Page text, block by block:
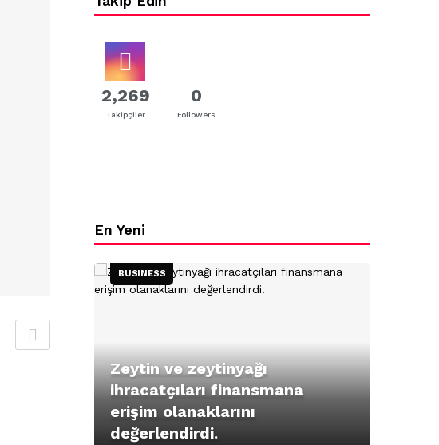
2,269
Takipçiler
0
Followers
En Yeni
BUSINESS
Zeytin ve zeytinyağı
ihracatçıları finansmana
erişim olanaklarını
değerlendirdi.